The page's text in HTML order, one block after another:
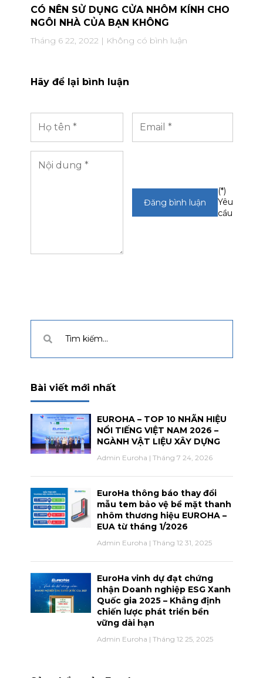
CÓ NÊN SỬ DỤNG CỬA NHÔM KÍNH CHO
NGÔI NHÀ CỦA BẠN KHÔNG
Tháng 6 22, 2022 Không có bình luận
Hãy để lại bình luận
(*)
Yêu
cầu
Bài viết mới nhất
EUROHA – TOP 10 NHÃN HIỆU
NỔI TIẾNG VIỆT NAM 2026 –
NGÀNH VẬT LIỆU XÂY DỰNG
Admin Euroha Tháng 7 24, 2026
EuroHa thông báo thay đổi
mẫu tem bảo vệ bề mặt thanh
nhôm thương hiệu EUROHA –
EUA từ tháng 1/2026
Admin Euroha Tháng 12 31, 2025
EuroHa vinh dự đạt chứng
nhận Doanh nghiệp ESG Xanh
Quốc gia 2025 – Khẳng định
chiến lược phát triển bền
vững dài hạn
Admin Euroha Tháng 12 25, 2025